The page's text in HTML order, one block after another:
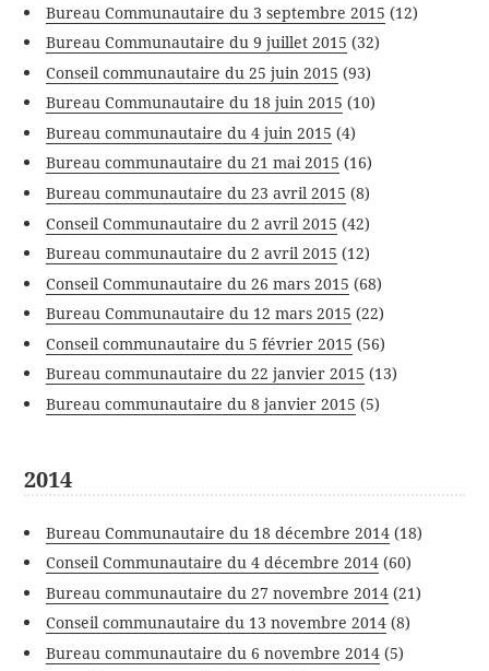
Bureau Communautaire du 3 septembre 2015 (12)
Bureau Communautaire du 9 juillet 2015 (32)
Conseil communautaire du 25 juin 2015 (93)
Bureau Communautaire du 18 juin 2015 (10)
Bureau communautaire du 4 juin 2015 (4)
Bureau communautaire du 21 mai 2015 (16)
Bureau communautaire du 23 avril 2015 (8)
Conseil Communautaire du 2 avril 2015 (42)
Bureau communautaire du 2 avril 2015 (12)
Conseil Communautaire du 26 mars 2015 (68)
Bureau Communautaire du 12 mars 2015 (22)
Conseil communautaire du 5 février 2015 (56)
Bureau communautaire du 22 janvier 2015 (13)
Bureau communautaire du 8 janvier 2015 (5)
2014
Bureau Communautaire du 18 décembre 2014 (18)
Conseil Communautaire du 4 décembre 2014 (60)
Bureau communautaire du 27 novembre 2014 (21)
Conseil communautaire du 13 novembre 2014 (8)
Bureau communautaire du 6 novembre 2014 (5)